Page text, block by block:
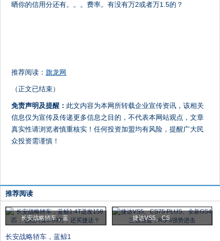
晒你的信用分还有。。。费率。有没有万2或者万1.5的？
推荐阅读：旗龙网
（正文已结束）
免责声明及提醒： 此文内容为本网所转载企业宣传资讯，该相关
信息仅为宣传及传递更多信息之目的，不代表本网站观点，文章
真实性请浏览者慎重核实！任何投资加盟均有风险，提醒广大民
众投资需谨慎！
推荐阅读
长安战略轿车，蓝 捷达VS5、CS
长安战略轿车，蓝鲸1